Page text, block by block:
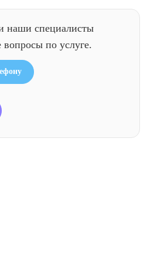
наши специалисты
по услуге.